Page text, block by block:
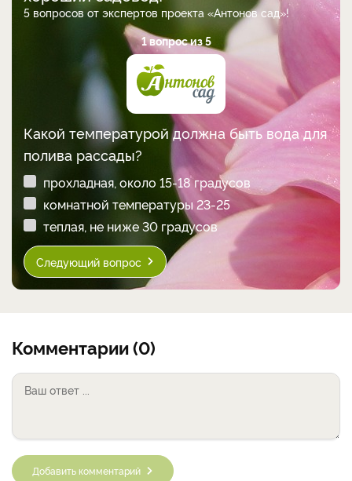
5 вопросов от экспертов проекта «Антонов сад»!
1 вопрос из 5
Какой температурой должна быть вода для
полива рассады?
прохладная, около 15-18 градусов
комнатной температуры 23-25
теплая, не ниже 30 градусов
Следующий вопрос
Комментарии (0)
Добавить комментарий